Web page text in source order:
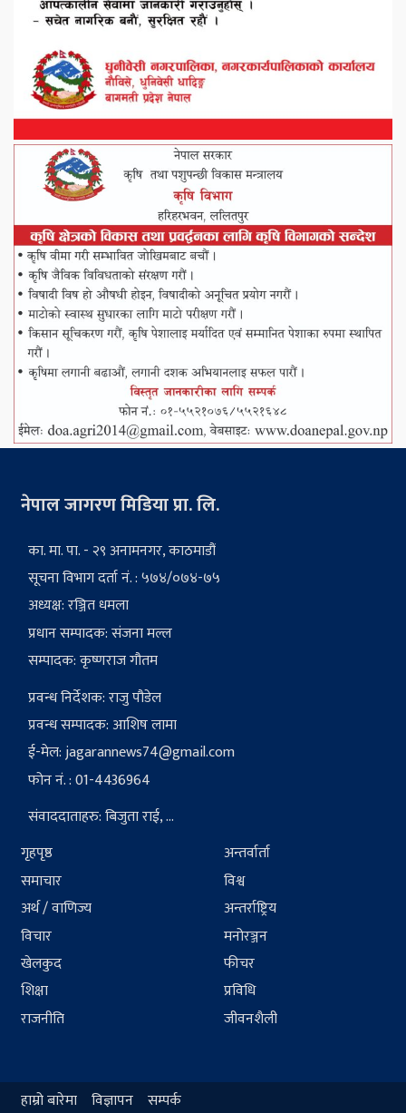
नेपाल जागरण मिडिया प्रा. लि.
का. मा. पा. - २९ अनामनगर, काठमाडौं
सूचना विभाग दर्ता नं. : ५७४/०७४-७५
अध्यक्ष: रञ्जित धमला
प्रधान सम्पादक: संजना मल्ल
सम्पादक: कृष्णराज गौतम
प्रवन्ध निर्देशक: राजु पौडेल
प्रवन्ध सम्पादक: आशिष लामा
ई-मेल:jagarannews74@gmail.com
फोन नं. : 01-4436964
संवाददाताहरु: बिजुता राई, ...
गृहपृष्ठ
समाचार
अर्थ / वाणिज्य
विचार
खेलकुद
शिक्षा
राजनीति
अन्तर्वार्ता
विश्व
अन्तर्राष्ट्रिय
मनोरञ्जन
फीचर
प्रविधि
जीवनशैली
हाम्रो बारेमा विज्ञापन सम्पर्क